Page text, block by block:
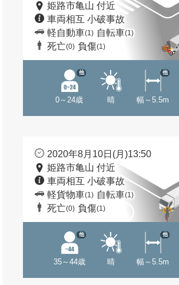
姫路市亀山 付近
車両相互 小破事故
軽自動車(1) 自転車(1)
死亡(0) 負傷(1)
0～24歳
他
晴 幅～5.5m
他
2020年8月10日(月)13:50
姫路市亀山 付近
車両相互 小破事故
軽貨物車(1) 自転車(1)
死亡(0) 負傷(1)
35～44歳
他
晴 幅～5.5m
他